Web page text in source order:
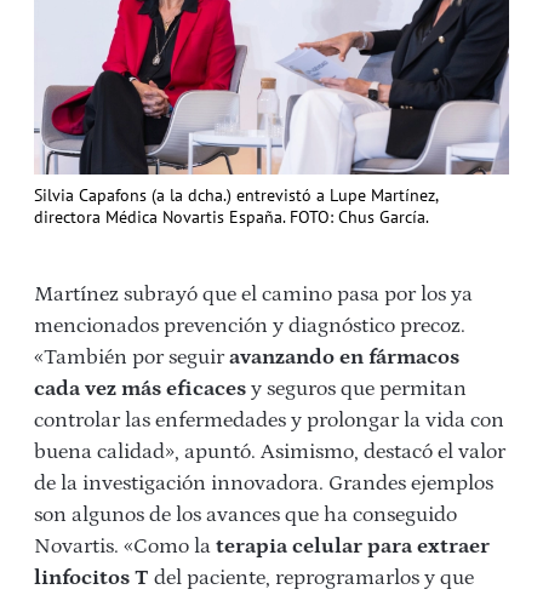
Silvia Capafons (a la dcha.) entrevistó a Lupe Martínez,
directora Médica Novartis España. FOTO: Chus García.
Martínez subrayó que el camino pasa por los ya
mencionados prevención y diagnóstico precoz.
«También por seguiravanzando en fármacos
cada vez más eficaces y seguros que permitan
controlar las enfermedades y prolongar la vida con
buena calidad», apuntó. Asimismo, destacó el valor
de la investigación innovadora. Grandes ejemplos
son algunos de los avances que ha conseguido
Novartis. «Como la terapia celular para extraer
linfocitos T del paciente, reprogramarlos y que